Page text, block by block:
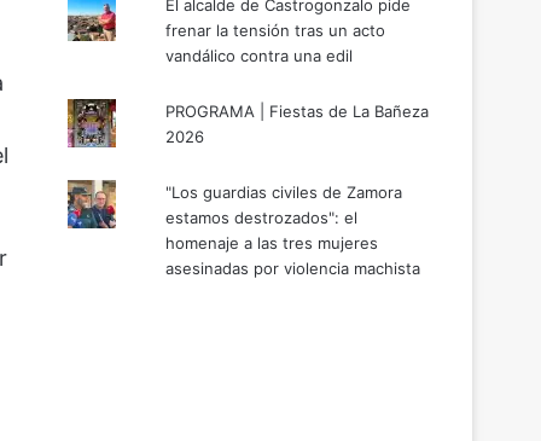
El alcalde de Castrogonzalo pide
frenar la tensión tras un acto
vandálico contra una edil
PROGRAMA | Fiestas de La Bañeza
2026
"Los guardias civiles de Zamora
estamos destrozados": el
homenaje a las tres mujeres
asesinadas por violencia machista